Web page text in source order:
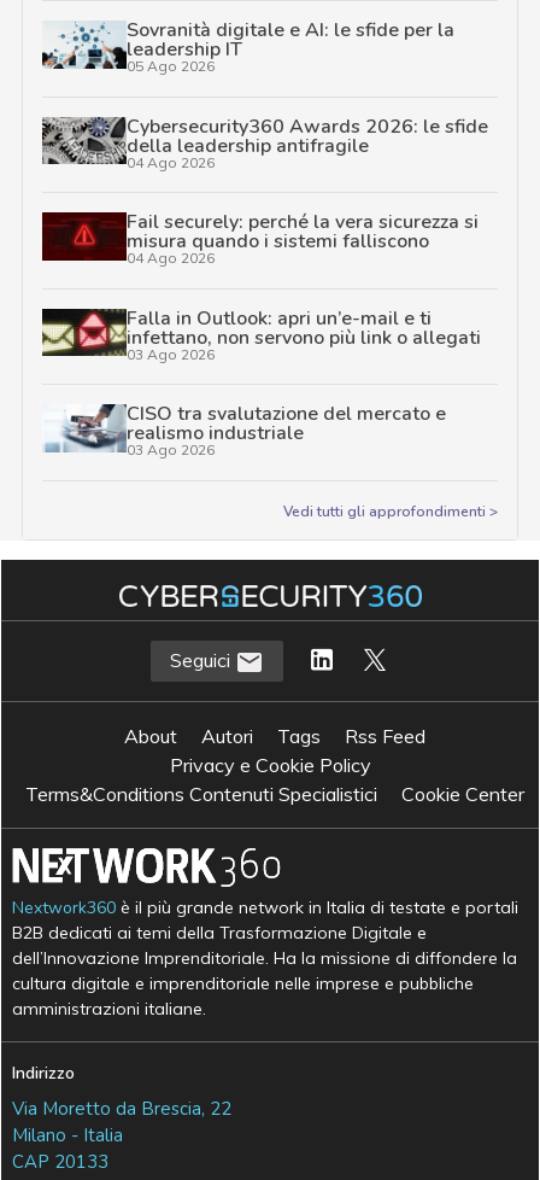
Sovranità digitale e AI: le sfide per la
leadership IT
05 Ago 2026
Cybersecurity360 Awards 2026: le sfide
della leadership antifragile
04 Ago 2026
Fail securely: perché la vera sicurezza si
misura quando i sistemi falliscono
04 Ago 2026
Falla in Outlook: apri un’e-mail e ti
infettano, non servono più link o allegati
03 Ago 2026
CISO tra svalutazione del mercato e
realismo industriale
03 Ago 2026
Vedi tutti gli approfondimenti >
Seguici
About Autori Tags
Rss Feed
Privacy e Cookie Policy
Terms&Conditions Contenuti Specialistici
Cookie Center
Nextwork360 è il più grande network in Italia di testate e portali
B2B dedicati ai temi della Trasformazione Digitale e
dell’Innovazione Imprenditoriale. Ha la missione di diffondere la
cultura digitale e imprenditoriale nelle imprese e pubbliche
amministrazioni italiane.
Indirizzo
Via Moretto da Brescia, 22
Milano - Italia
CAP 20133